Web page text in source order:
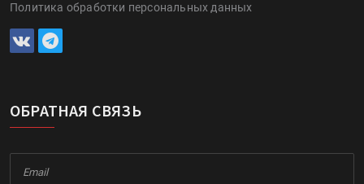
Политика обработки персональных данных
ОБРАТНАЯ СВЯЗЬ